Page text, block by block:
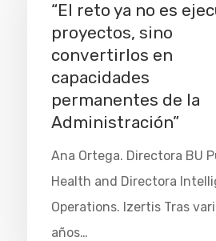
“El reto ya no es
proyectos, sino
convertirlos en
capacidades
permanentes de la
Administración”
Ana Ortega. Directora BU
Health and Directora
Operations. Izertis Tras
años…